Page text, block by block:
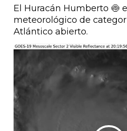
El Huracán Humberto 🍥
meteorológico de
Atlántico abierto.